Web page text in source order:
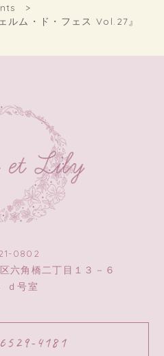
ルム・ド・フェス Vol.27』
0802
六角橋二丁目１３－６
ｄ号室
4181